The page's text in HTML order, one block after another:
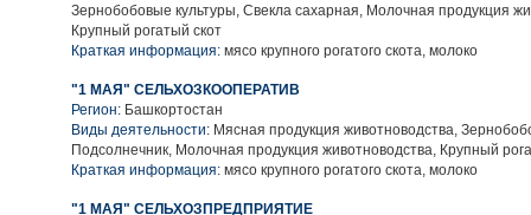
Зернобобовые культуры, Свекла сахарная, Молочная продукция
Крупный рогатый скот
Краткая информация: мясо крупного рогатого скота, молоко
"1 МАЯ" СЕЛЬХОЗКООПЕРАТИВ
Регион: Башкортостан
Виды деятельности: Мясная продукция животноводства,
Подсолнечник, Молочная продукция животноводства, Крупный
Краткая информация: мясо крупного рогатого скота, молоко
"1 МАЯ" СЕЛЬХОЗПРЕДПРИЯТИЕ